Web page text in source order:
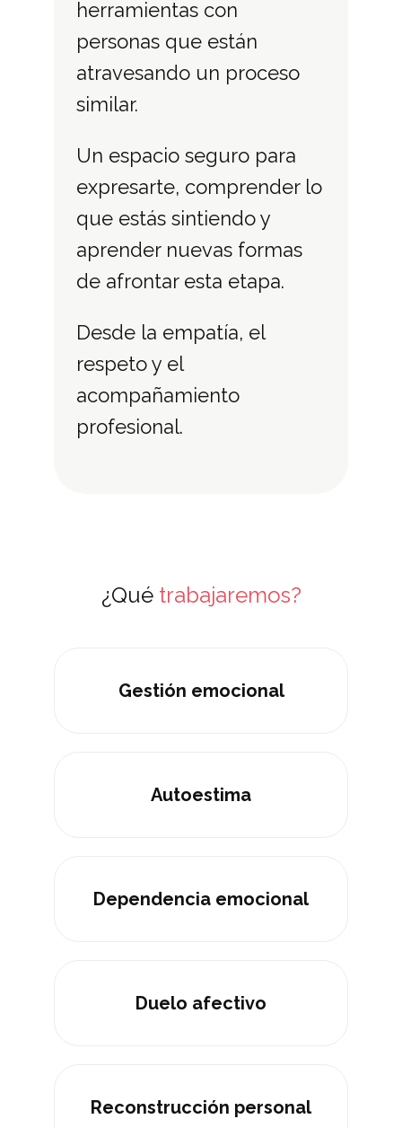
herramientas con
personas que están
atravesando un proceso
similar.
Un espacio seguro para
expresarte, comprender lo
que estás sintiendo y
aprender nuevas formas
de afrontar esta etapa.
Desde la empatía, el
respeto y el
acompañamiento
profesional.
¿Qué trabajaremos?
Gestión emocional
Autoestima
Dependencia emocional
Duelo afectivo
Reconstrucción personal